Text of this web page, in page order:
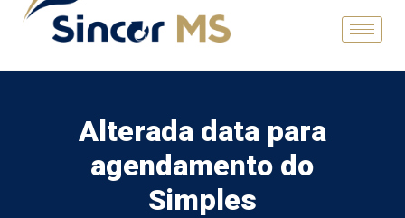
Alterada data para
agendamento do
Simples